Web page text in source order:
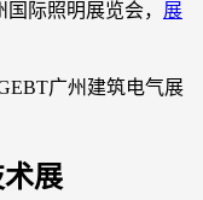
际照明展览会， 展
展